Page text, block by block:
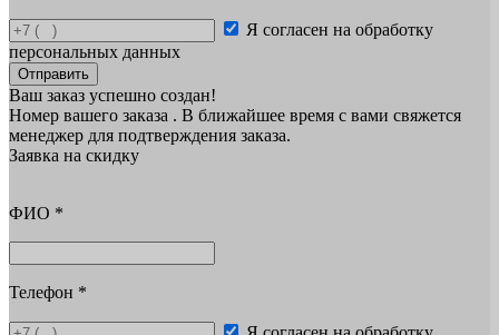
Я согласен на обработку
персональных данных
Отправить
Ваш заказ успешно создан!
Номер вашего заказа . В ближайшее время с вами свяжется
менеджер для подтверждения заказа.
Заявка на скидку
ФИО *
Телефон *